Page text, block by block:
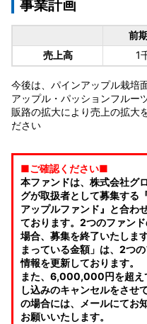
事業計画
前
売上高
1
今後は、パインアップル栽培
アップル・パッションフルー
販路の拡大により売上の拡大
ださい
■ご確認ください■
本ファンドは、株式会社グ
グが取扱者として募集する
アップルファンド』と合
ております。2つのファン
場合、募集を終了いたしま
まっている金額」は、2つ
情報を更新しております。
また、6,000,000円を超え
し込みのキャンセルをさせ
の場合には、メールにてお
お願いいたします。